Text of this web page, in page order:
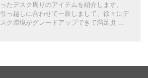
ったデスク周りのアイテムを紹介します。
引っ越しに合わせて一新しまして、徐々にデ
スク環境がグレードアップできて満足度 ...